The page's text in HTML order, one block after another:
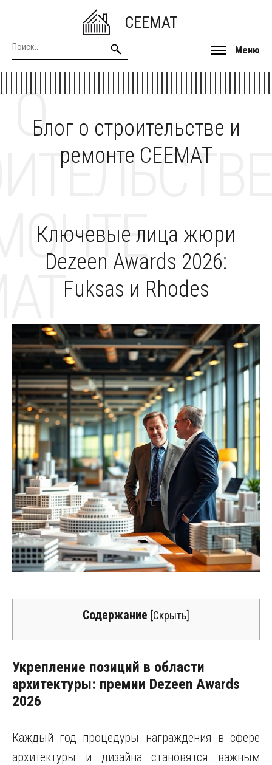
CEEMAT
Меню
Блог о строительстве и
ремонте CEEMAT
О
Ключевые лица жюри
Dezeen Awards 2026:
Fuksas и Rhodes
Содержание [Скрыть]
Укрепление позиций в области
архитектуры: премии Dezeen Awards
2026
Каждый год процедуры награждения в сфере
архитектуры и дизайна становятся важным